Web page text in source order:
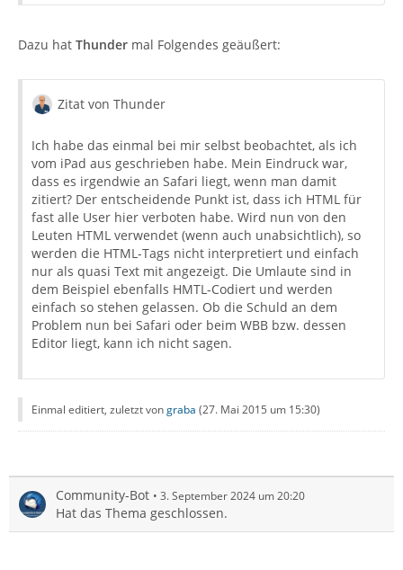
Dazu hat Thunder mal Folgendes geäußert:
Zitat von Thunder
Ich habe das einmal bei mir selbst beobachtet, als ich
vom iPad aus geschrieben habe. Mein Eindruck war,
dass es irgendwie an Safari liegt, wenn man damit
zitiert? Der entscheidende Punkt ist, dass ich HTML für
fast alle User hier verboten habe. Wird nun von den
Leuten HTML verwendet (wenn auch unabsichtlich), so
werden die HTML-Tags nicht interpretiert und einfach
nur als quasi Text mit angezeigt. Die Umlaute sind in
dem Beispiel ebenfalls HMTL-Codiert und werden
einfach so stehen gelassen. Ob die Schuld an dem
Problem nun bei Safari oder beim WBB bzw. dessen
Editor liegt, kann ich nicht sagen.
Einmal editiert, zuletzt vongraba (27. Mai 2015 um 15:30)
Community-Bot 3. September 2024 um 20:20
Hat das Thema geschlossen.